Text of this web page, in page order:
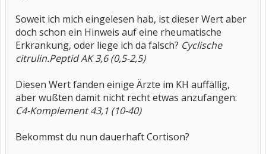
Soweit ich mich eingelesen hab, ist dieser Wert aber
doch schon ein Hinweis auf eine rheumatische
Erkrankung, oder liege ich da falsch? Cyclische
citrulin.Peptid AK 3,6 (0,5-2,5)
Diesen Wert fanden einige Ärzte im KH auffällig,
aber wußten damit nicht recht etwas anzufangen:
C4-Komplement 43,1 (10-40)
Bekommst du nun dauerhaft Cortison?